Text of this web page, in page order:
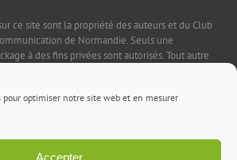
pour optimiser notre site web et en mesurer
Accepter
ce site sont la propriété des auteurs et du Club
de Normandie. Seuls une
à des fins privées sont autorisés. Tout autre